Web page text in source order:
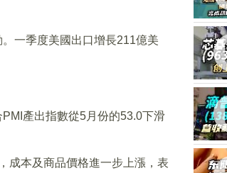
一季度美國出口增長211億美
產出指數從5月份的53.0下滑
成本及商品價格進一步上漲，表